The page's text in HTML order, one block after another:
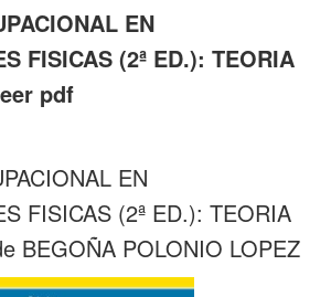
EN
FISICAS (2ª ED.): TEORIA
pdf
EN
FISICAS (2ª ED.): TEORIA
BEGOÑA POLONIO LOPEZ